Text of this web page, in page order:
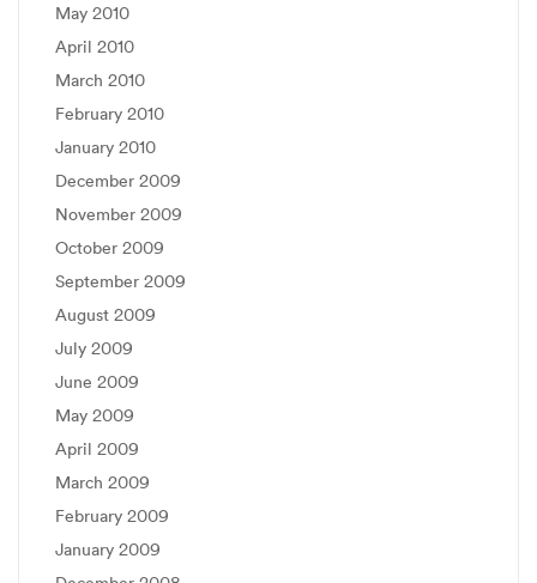
May 2010
April 2010
March 2010
February 2010
January 2010
December 2009
November 2009
October 2009
September 2009
August 2009
July 2009
June 2009
May 2009
April 2009
March 2009
February 2009
January 2009